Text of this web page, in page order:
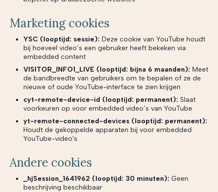
Marketing cookies
YSC (looptijd: sessie): Deze cookie van YouTube houdt
bij hoeveel video’s een gebruiker heeft bekeken via
embedded content
VISITOR_INFO1_LIVE (looptijd: bijna 6 maanden): Meet
de bandbreedte van gebruikers om te bepalen of ze de
nieuwe of oude YouTube-interface te zien krijgen
cyt-remote-device-id (looptijd: permanent): Slaat
voorkeuren op voor embedded video’s van YouTube
yt-remote-connected-devices (looptijd: permanent):
Houdt de gekoppelde apparaten bij voor embedded
YouTube-video's
Andere cookies
_hjSession_1641962 (looptijd: 30 minuten): Geen
beschrijving beschikbaar